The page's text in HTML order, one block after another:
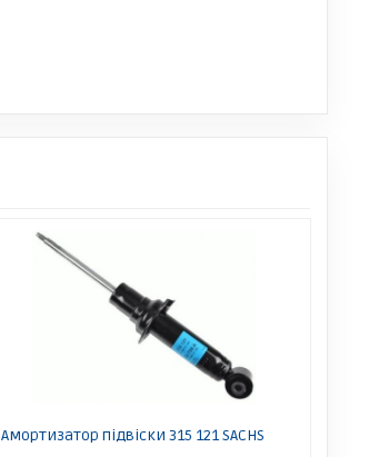
Амортизатор підвіски 315 121 SACHS